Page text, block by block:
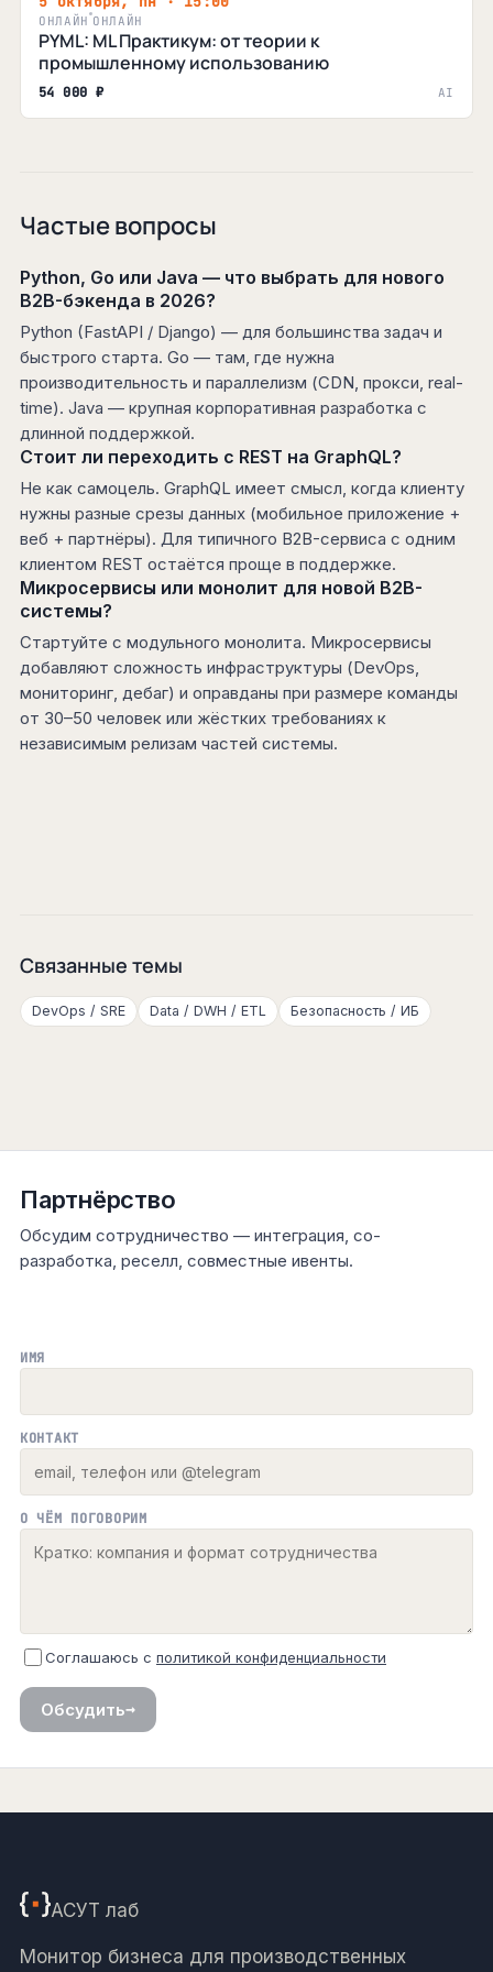
ОНЛАЙН ОНЛАЙН
PYML: ML Практикум: от теории к
промышленному использованию
54 000 ₽ AI
Частые вопросы
Python, Go или Java — что выбрать для нового
B2B-бэкенда в 2026?
Python (FastAPI / Django) — для большинства задач и
быстрого старта. Go — там, где нужна
производительность и параллелизм (CDN, прокси, real-
time). Java — крупная корпоративная разработка с
длинной поддержкой.
Стоит ли переходить с REST на GraphQL?
Не как самоцель. GraphQL имеет смысл, когда клиенту
нужны разные срезы данных (мобильное приложение +
веб + партнёры). Для типичного B2B-сервиса с одним
клиентом REST остаётся проще в поддержке.
Микросервисы или монолит для новой B2B-
системы?
Стартуйте с модульного монолита. Микросервисы
добавляют сложность инфраструктуры (DevOps,
мониторинг, дебаг) и оправданы при размере команды
от 30–50 человек или жёстких требованиях к
независимым релизам частей системы.
Связанные темы
DevOps / SRE Data / DWH / ETL Безопасность / ИБ
Партнёрство
Обсудим сотрудничество — интеграция, со-
разработка, реселл, совместные ивенты.
ИМЯ
КОНТАКТ
О ЧЁМ ПОГОВОРИМ
Соглашаюсь с политикой конфиденциальности
Обсудить→
АСУТ лаб
Монитор бизнеса для производственных